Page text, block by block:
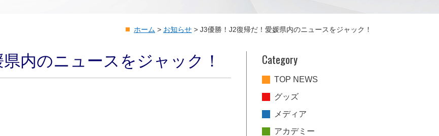
ホーム > お知らせ > J3優勝！J2復帰だ！愛媛県内のニュースをジャック！
内のニュースをジャック！ Category
TOP NEWS
グッズ
メディア
アカデミー